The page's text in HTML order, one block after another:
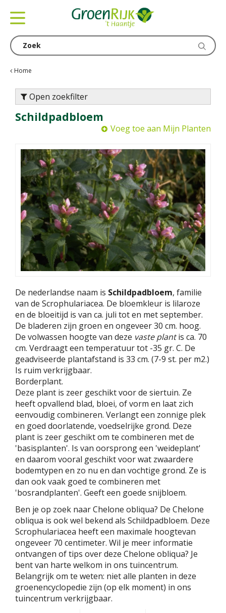
Home
Open zoekfilter
Schildpadbloem
Voeg toe aan Mijn Planten
De nederlandse naam is Schildpadbloem, familie
van de Scrophulariacea. De bloemkleur is lilaroze
en de bloeitijd is van ca. juli tot en met september.
De bladeren zijn groen en ongeveer 30 cm. hoog.
De volwassen hoogte van deze vaste plantis ca. 70
cm. Verdraagt een temperatuur tot -35 gr. C. De
geadviseerde plantafstand is 33 cm. (7-9 st. per m2.)
Is ruim verkrijgbaar.
Borderplant.
Deze plant is zeer geschikt voor de siertuin. Ze
heeft opvallend blad, bloei, of vorm en laat zich
eenvoudig combineren. Verlangt een zonnige plek
en goed doorlatende, voedselrijke grond. Deze
plant is zeer geschikt om te combineren met de
'basisplanten'. Is van oorsprong een 'weideplant'
en daarom vooral geschikt voor wat zwaardere
bodemtypen en zo nu en dan vochtige grond. Ze is
dan ook vaak goed te combineren met
'bosrandplanten'. Geeft een goede snijbloem.
Ben je op zoek naar Chelone obliqua? De Chelone
obliqua is ook wel bekend als Schildpadbloem. Deze
Scrophulariacea heeft een maximale hoogtevan
ongeveer 70 centimeter. Wil je meer informatie
ontvangen of tips over deze Chelone obliqua? Je
bent van harte welkom in ons tuincentrum.
Belangrijk om te weten: niet alle planten in deze
groenencyclopedie zijn (op elk moment) in ons
tuincentrum verkrijgbaar.